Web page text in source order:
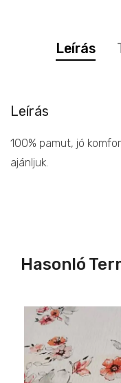
Leírás
Leírás
100% pamut, jó
ajánljuk.
Hasonló